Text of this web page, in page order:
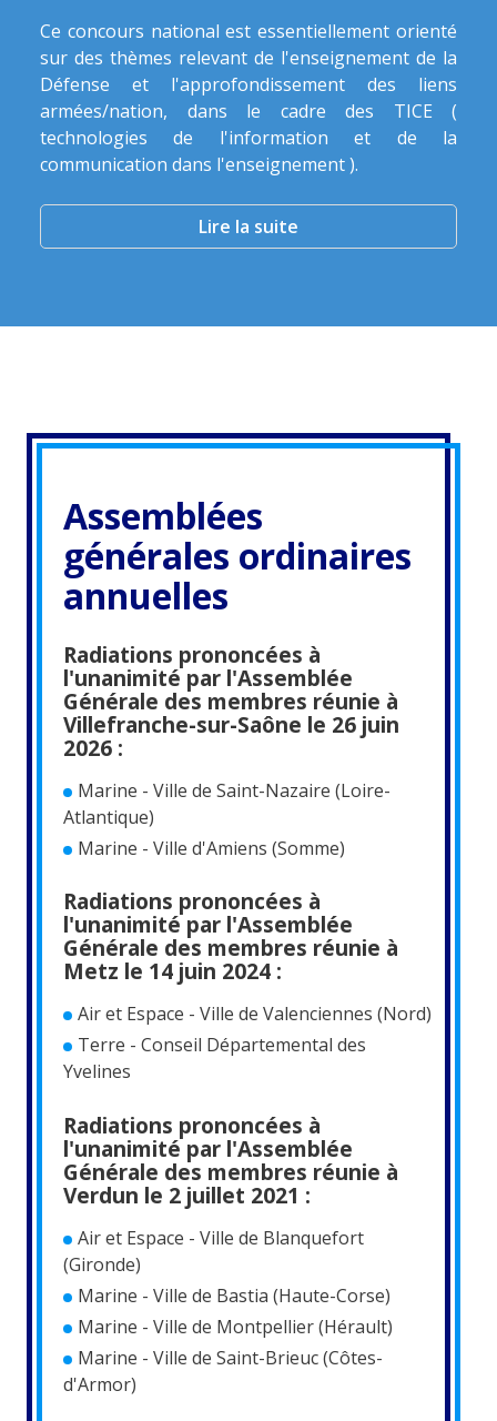
Ce concours national est essentiellement orienté
sur des thèmes relevant de l'enseignement de la
Défense et l'approfondissement des liens
armées/nation, dans le cadre des TICE (
technologies de l'information et de la
communication dans l'enseignement ).
Lire la suite
Assemblées
générales ordinaires
annuelles
Radiations prononcées à
l'unanimité par l'Assemblée
Générale des membres réunie à
Villefranche-sur-Saône le 26 juin
2026 :
Marine - Ville de Saint-Nazaire (Loire-
Atlantique)
Marine - Ville d'Amiens (Somme)
Radiations prononcées à
l'unanimité par l'Assemblée
Générale des membres réunie à
Metz le 14 juin 2024 :
Air et Espace - Ville de Valenciennes (Nord)
Terre - Conseil Départemental des
Yvelines
Radiations prononcées à
l'unanimité par l'Assemblée
Générale des membres réunie à
Verdun le 2 juillet 2021 :
Air et Espace - Ville de Blanquefort
(Gironde)
Marine - Ville de Bastia (Haute-Corse)
Marine - Ville de Montpellier (Hérault)
Marine - Ville de Saint-Brieuc (Côtes-
d'Armor)